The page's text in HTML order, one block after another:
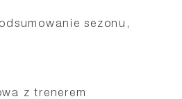
sezonu,
z trenerem